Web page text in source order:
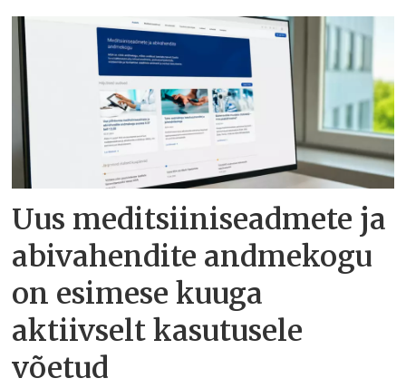
Uus meditsiiniseadmete ja
abivahendite andmekogu
on esimese kuuga
aktiivselt kasutusele
võetud